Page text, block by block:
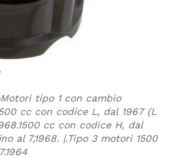
Motori tipo 1 con cambio
cc con codice L, dal 1967 (L
1500 cc con codice H, dal
al 7,1968. |.Tipo 3 motori 1500